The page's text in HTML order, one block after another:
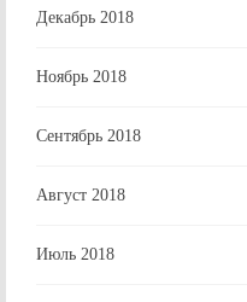
Декабрь 2018
Ноябрь 2018
Сентябрь 2018
Август 2018
Июль 2018